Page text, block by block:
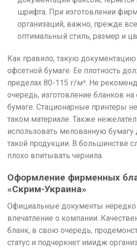
шрифта. При изготовлении
организаций, важно, прежде
оптимальный стиль, размер и
Как правило, такую
офсетной бумаге. Ее плотность
пределах 80-115 г/м². Не
очередь, изготовление бланков
бумаге. Стационарные принтеры
таком материале. Также
использовать мелованную бумагу
такой продукции. В большинстве
плохо впитывать чернила.
Оформление фирменных
«Скрим-Украина»
Официальные документы
впечатление о компании.
бланк, в свою очередь,
статус и подчеркнет имидж